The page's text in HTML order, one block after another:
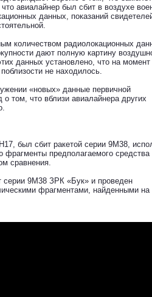
авиалайнер был сбит в воздухе
данных, показаний
количеством радиолокационных
дают полную картину
данных установлено, что на момент
не находилось.
«новых» данные первичной
том, что вблизи авиалайнера других
был сбит ракетой серии 9М38,
фрагменты предполагаемого средства
сравнения.
серии 9М38 ЗРК «Бук» и проведен
фрагментами, найденными на